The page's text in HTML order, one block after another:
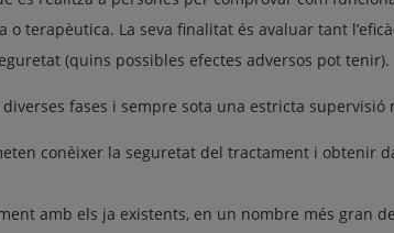
terapèutica. La seva finalitat és avaluar tant
(quins possibles efectes adversos pot tenir).
fases i sempre sota una estricta supervisió
conèixer la seguretat del tractament i obtenir
amb els ja existents, en un nombre més gran